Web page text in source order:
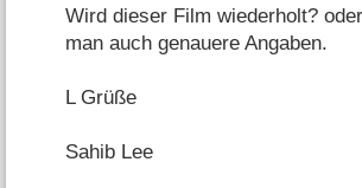
Wird dieser Film wiederholt?
man auch genauere Angaben.
L Grüße
Sahib Lee